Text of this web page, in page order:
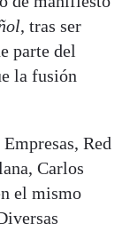
, tras ser
parte del
la fusión
Red
Carlos
el mismo